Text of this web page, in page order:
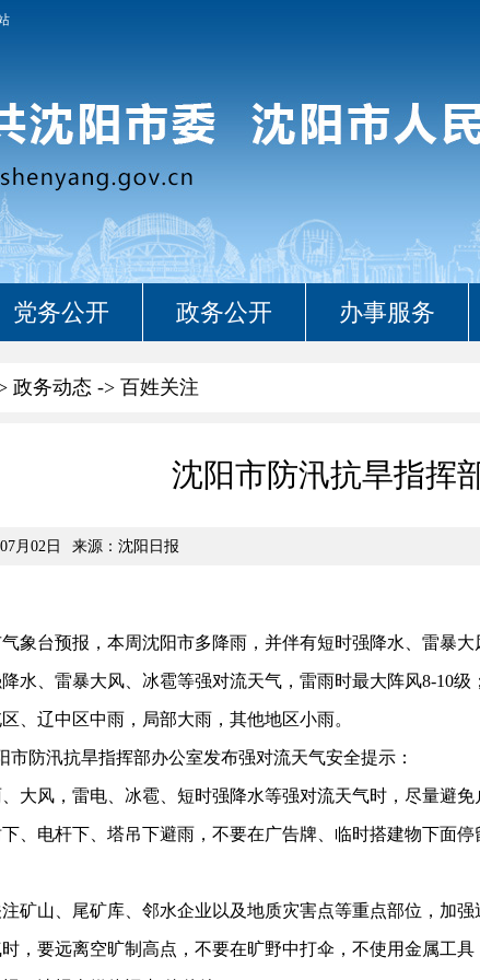
党务公开 政务公开 办事服务
政务动态 -> 百姓关注
沈阳市防汛抗旱指挥
月02日 来源：沈阳日报
台预报，本周沈阳市多降雨，并伴有短时强降水、雷暴大
水、雷暴大风、冰雹等强对流天气，雷雨时最大阵风8-10
、辽中区中雨，局部大雨，其他地区小雨。
防汛抗旱指挥部办公室发布强对流天气安全提示：
风，雷电、冰雹、短时强降水等强对流天气时，尽量避免
电杆下、塔吊下避雨，不要在广告牌、临时搭建物下面停
山、尾矿库、邻水企业以及地质灾害点等重点部位，加强
要远离空旷制高点，不要在旷野中打伞，不使用金属工具